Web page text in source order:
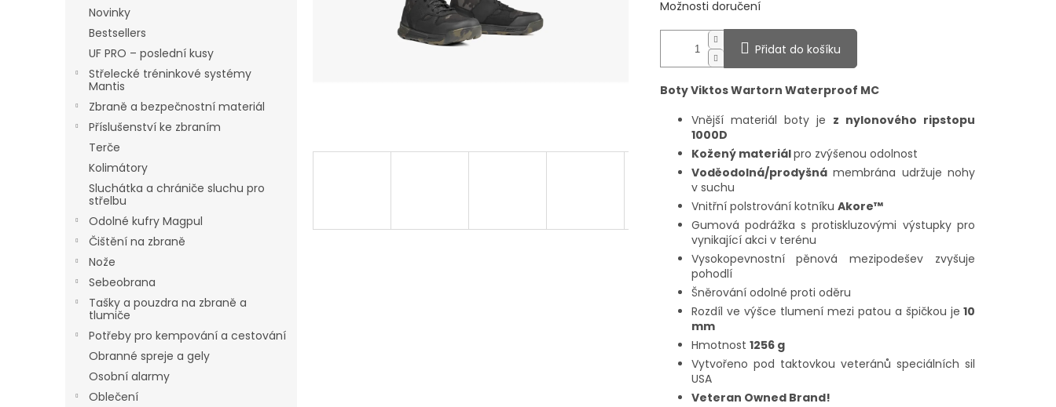
Novinky
Bestsellers
UF PRO – poslední kusy
Střelecké tréninkové systémy
Mantis
Zbraně a bezpečnostní materiál
Příslušenství ke zbraním
Terče
Kolimátory
Sluchátka a chrániče sluchu pro
střelbu
Odolné kufry Magpul
Čištění na zbraně
Nože
Sebeobrana
Tašky a pouzdra na zbraně a
tlumiče
Potřeby pro kempování a cestování
Obranné spreje a gely
Osobní alarmy
Oblečení
Možnosti doručení
Přidat do košíku
Boty Viktos Wartorn Waterproof MC
Vnější materiál boty je z nylonového ripstopu
1000D
Kožený materiálpro zvýšenou odolnost
Voděodolná/prodyšnámembrána udržuje nohy
v suchu
Vnitřní polstrování kotníku Akore™
Gumová podrážka s protiskluzovými výstupky pro
vynikající akci v terénu
Vysokopevnostní pěnová mezipodešev zvyšuje
pohodlí
Šněrování odolné proti oděru
Rozdíl ve výšce tlumení mezi patou a špičkou je 10
mm
Hmotnost 1256 g
Vytvořeno pod taktovkou veteránů speciálních sil
USA
Veteran Owned Brand!